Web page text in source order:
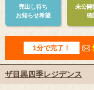
売出し待ち
お知らせ希望
未公開
確
1分で完了！
ザ目黒四季レジデンス